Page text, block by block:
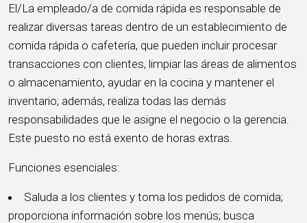
El/La empleado/a de comida rápida es responsable de
realizar diversas tareas dentro de un establecimiento de
comida rápida o cafetería, que pueden incluir procesar
transacciones con clientes, limpiar las áreas de alimentos
o almacenamiento, ayudar en la cocina y mantener el
inventario; además, realiza todas las demás
responsabilidades que le asigne el negocio o la gerencia.
Este puesto no está exento de horas extras.
Funciones esenciales:
Saluda a los clientes y toma los pedidos de comida;
proporciona información sobre los menús; busca